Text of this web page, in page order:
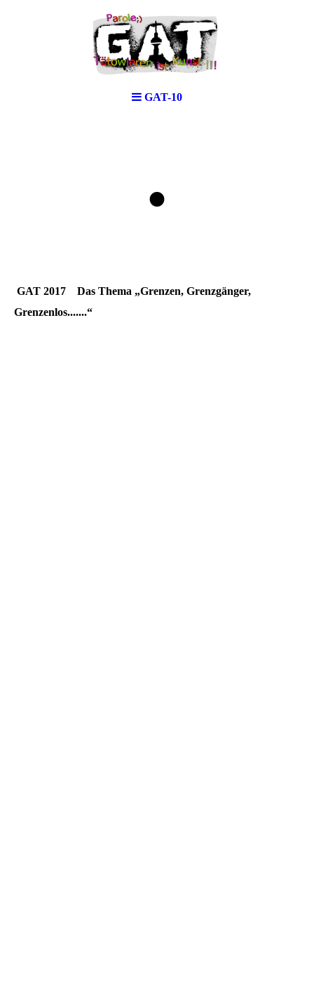
GAT-10
.
GAT 2017 Das Thema „Grenzen, Grenzgänger,
Grenzenlos.......“